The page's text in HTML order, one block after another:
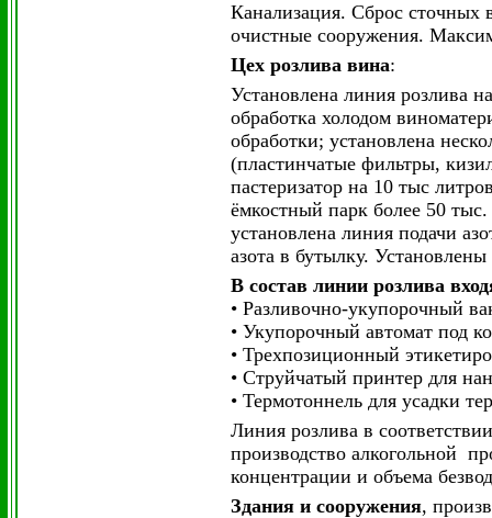
Канализация. Сброс сточных
очистные сооружения.
Цех розлива вина:
Установлена линия розлива
обработка холодом
обработки; установлена
(пластинчатые фильтры,
пастеризатор на 10 тыс
ёмкостный парк более 50 тыс.
установлена линия подачи
азота в бутылку.
В состав линии розлива
• Разливочно-укупорочный
• Укупорочный автомат под
• Трехпозиционный
• Струйчатый принтер для
• Термотоннель для усадки
Линия розлива в
производство алкогольной
концентрации и объема
Здания и сооружения,